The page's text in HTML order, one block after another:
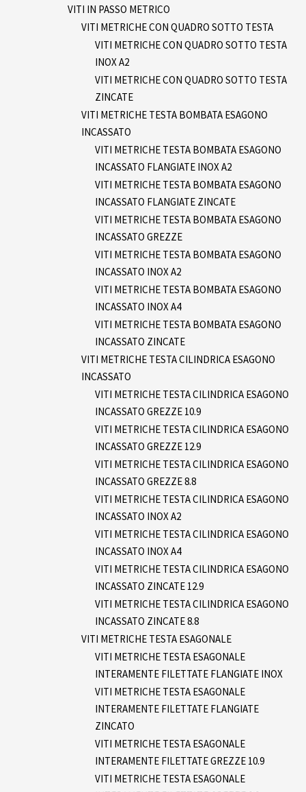
VITI IN PASSO METRICO
VITI METRICHE CON QUADRO SOTTO TESTA
VITI METRICHE CON QUADRO SOTTO TESTA
INOX A2
VITI METRICHE CON QUADRO SOTTO TESTA
ZINCATE
VITI METRICHE TESTA BOMBATA ESAGONO
INCASSATO
VITI METRICHE TESTA BOMBATA ESAGONO
INCASSATO FLANGIATE INOX A2
VITI METRICHE TESTA BOMBATA ESAGONO
INCASSATO FLANGIATE ZINCATE
VITI METRICHE TESTA BOMBATA ESAGONO
INCASSATO GREZZE
VITI METRICHE TESTA BOMBATA ESAGONO
INCASSATO INOX A2
VITI METRICHE TESTA BOMBATA ESAGONO
INCASSATO INOX A4
VITI METRICHE TESTA BOMBATA ESAGONO
INCASSATO ZINCATE
VITI METRICHE TESTA CILINDRICA ESAGONO
INCASSATO
VITI METRICHE TESTA CILINDRICA ESAGONO
INCASSATO GREZZE 10.9
VITI METRICHE TESTA CILINDRICA ESAGONO
INCASSATO GREZZE 12.9
VITI METRICHE TESTA CILINDRICA ESAGONO
INCASSATO GREZZE 8.8
VITI METRICHE TESTA CILINDRICA ESAGONO
INCASSATO INOX A2
VITI METRICHE TESTA CILINDRICA ESAGONO
INCASSATO INOX A4
VITI METRICHE TESTA CILINDRICA ESAGONO
INCASSATO ZINCATE 12.9
VITI METRICHE TESTA CILINDRICA ESAGONO
INCASSATO ZINCATE 8.8
VITI METRICHE TESTA ESAGONALE
VITI METRICHE TESTA ESAGONALE
INTERAMENTE FILETTATE FLANGIATE INOX
VITI METRICHE TESTA ESAGONALE
INTERAMENTE FILETTATE FLANGIATE
ZINCATO
VITI METRICHE TESTA ESAGONALE
INTERAMENTE FILETTATE GREZZE 10.9
VITI METRICHE TESTA ESAGONALE